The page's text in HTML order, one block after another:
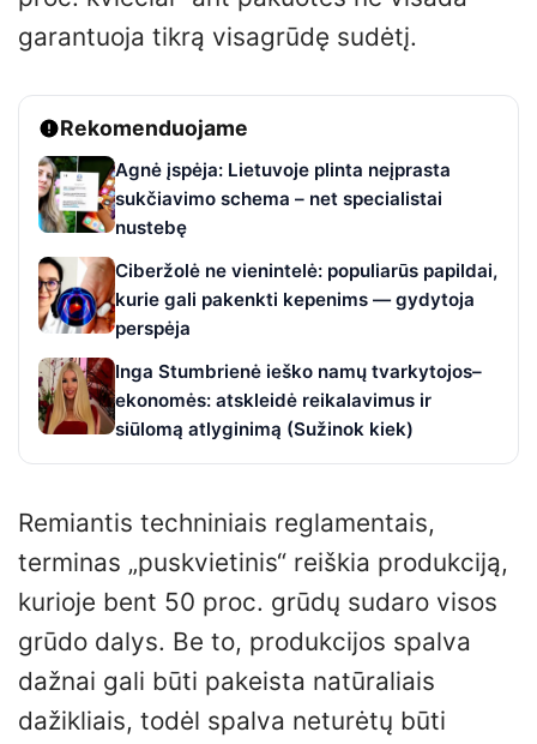
garantuoja tikrą visagrūdę sudėtį.
Rekomenduojame
Agnė įspėja: Lietuvoje plinta neįprasta
sukčiavimo schema – net specialistai
nustebę
Ciberžolė ne vienintelė: populiarūs papildai,
kurie gali pakenkti kepenims — gydytoja
perspėja
Inga Stumbrienė ieško namų tvarkytojos–
ekonomės: atskleidė reikalavimus ir
siūlomą atlyginimą (Sužinok kiek)
Remiantis techniniais reglamentais,
terminas „puskvietinis“ reiškia produkciją,
kurioje bent 50 proc. grūdų sudaro visos
grūdo dalys. Be to, produkcijos spalva
dažnai gali būti pakeista natūraliais
dažikliais, todėl spalva neturėtų būti